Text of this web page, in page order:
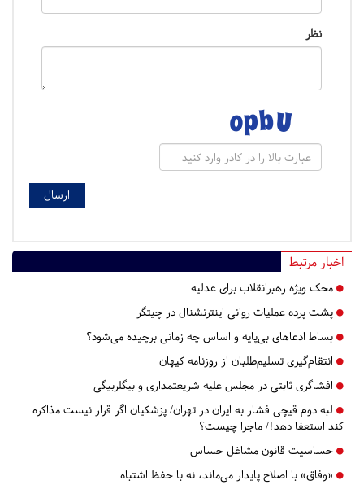
نظر
اخبار مرتبط
محک ویژه رهبرانقلاب برای عدلیه
پشت پرده عملیات روانی اینترنشنال در چیتگر
بساط ادعاهای بی‌پایه و اساس چه زمانی برچیده می‌شود؟
انتقام‌گیری تسلیم‌طلبان از روزنامه کیهان
افشاگری ثابتی در مجلس علیه شریعتمداری و بیگلربیگی
لبه دوم قیچی فشار به ایران در تهران/ پزشکیان اگر قرار نیست مذاکره
کند استعفا دهد!/ ماجرا چیست؟
حساسیت قانون مشاغل حساس
«وفاق» با اصلاح پایدار می‌ماند، نه با حفظ اشتباه